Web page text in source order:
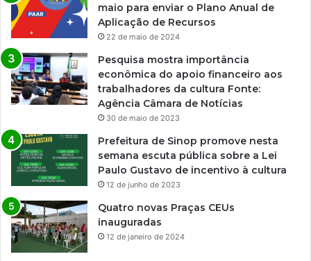
maio para enviar o Plano Anual de
Aplicação de Recursos
22 de maio de 2024
Pesquisa mostra importância
econômica do apoio financeiro aos
trabalhadores da cultura Fonte:
Agência Câmara de Notícias
30 de maio de 2023
Prefeitura de Sinop promove nesta
semana escuta pública sobre a Lei
Paulo Gustavo de incentivo à cultura
12 de junho de 2023
Quatro novas Praças CEUs
inauguradas
12 de janeiro de 2024